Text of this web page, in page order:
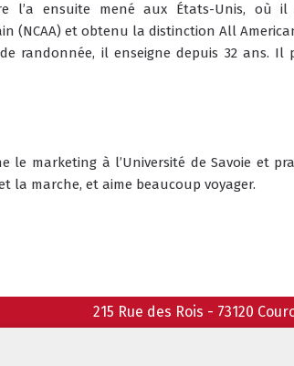
l’a ensuite mené aux États-Unis, où
(NCAA) et obtenu la distinction All
randonnée, il enseigne depuis 32 ans. Il
le marketing à l’Université de Savoie et
la marche, et aime beaucoup voyager.
215 Rue des Rois - 73120